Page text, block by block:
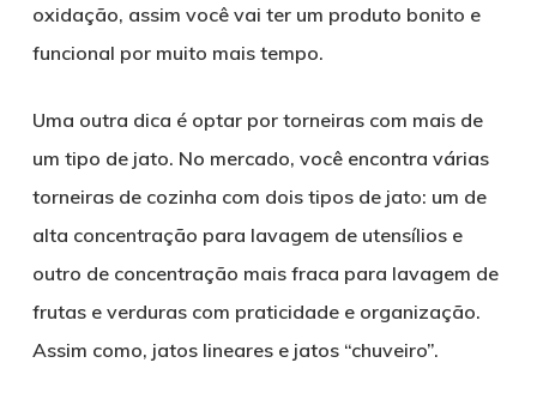
oxidação, assim você vai ter um produto bonito e
funcional por muito mais tempo.
Uma outra dica é optar por torneiras com mais de
um tipo de jato. No mercado, você encontra várias
torneiras de cozinha com dois tipos de jato: um de
alta concentração para lavagem de utensílios e
outro de concentração mais fraca para lavagem de
frutas e verduras com praticidade e organização.
Assim como, jatos lineares e jatos “chuveiro”.